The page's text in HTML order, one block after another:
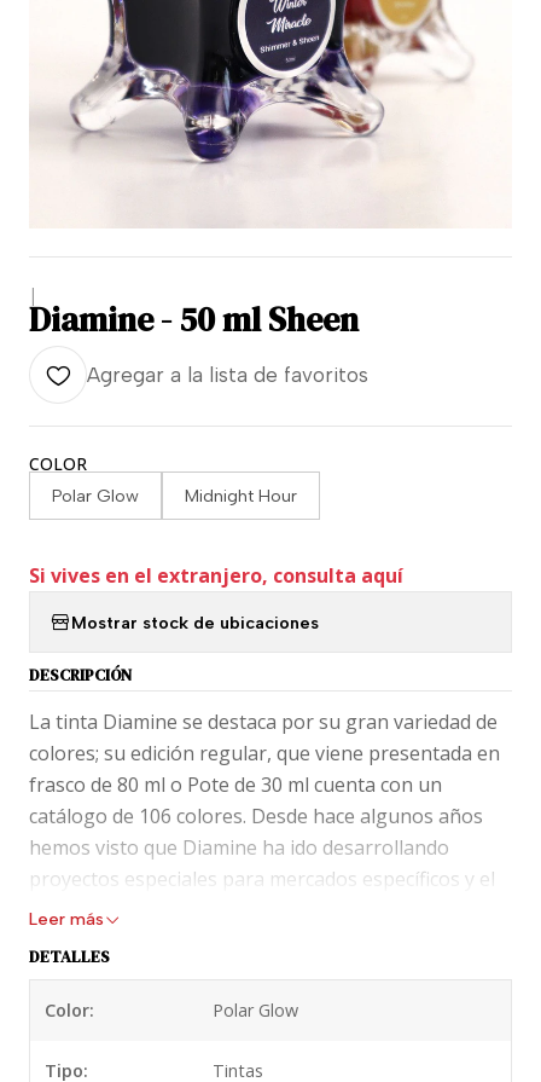
|
Diamine - 50 ml Sheen
Agregar a la lista de favoritos
COLOR
Polar Glow Midnight Hour
Si vives en el extranjero, consulta aquí
Mostrar stock de ubicaciones
DESCRIPCIÓN
La tinta Diamine se destaca por su gran variedad de
colores; su edición regular, que viene presentada en
frasco de 80 ml o Pote de 30 ml cuenta con un
catálogo de 106 colores. Desde hace algunos años
hemos visto que Diamine ha ido desarrollando
proyectos especiales para mercados específicos y el
2019 nos deslumbró con un ADORABLE calendario de
Todos colores nuevos en tres espectaculares
versiones:
Estándar:
Leer más
DETALLES
Color: Polar Glow
Tipo: Tintas